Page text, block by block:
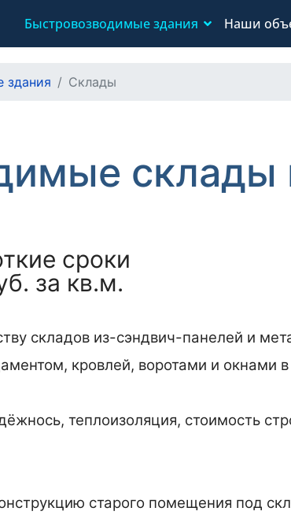
Быстровозводимые здания Наши
здания Склады
склады
сроки
за кв.м.
складов из-сэндвич-панелей и
кровлей, воротами и окнами в
теплоизоляция, стоимость
старого помещения под